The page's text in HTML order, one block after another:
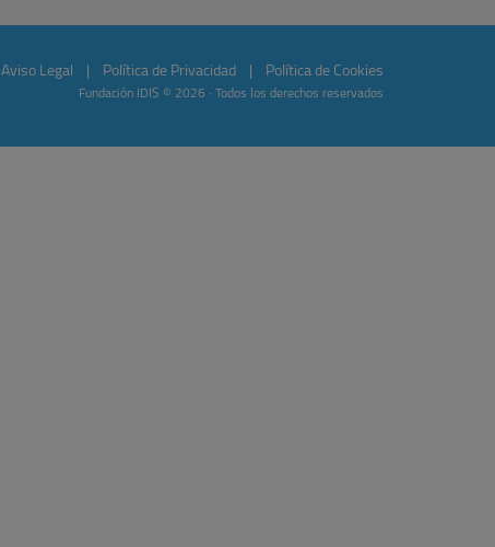
Aviso Legal Política de Privacidad Política de Cookies
Fundación IDIS © 2026 · Todos los derechos reservados